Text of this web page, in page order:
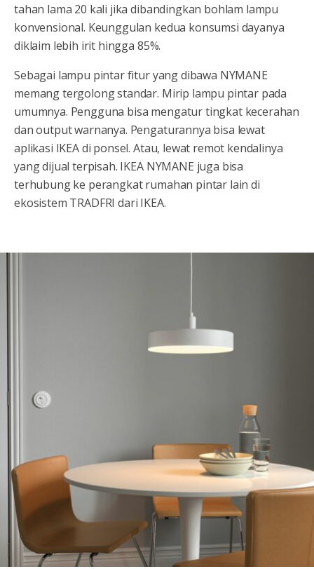
tahan lama 20 kali jika dibandingkan bohlam lampu
konvensional. Keunggulan kedua konsumsi dayanya
diklaim lebih irit hingga 85%.
Sebagai lampu pintar fitur yang dibawa NYMANE
memang tergolong standar. Mirip lampu pintar pada
umumnya. Pengguna bisa mengatur tingkat kecerahan
dan output warnanya. Pengaturannya bisa lewat
aplikasi IKEA di ponsel. Atau, lewat remot kendalinya
yang dijual terpisah. IKEA NYMANE juga bisa
terhubung ke perangkat rumahan pintar lain di
ekosistem TRADFRI dari IKEA.